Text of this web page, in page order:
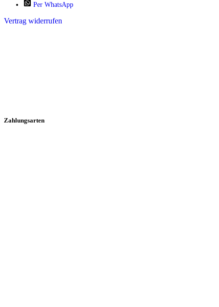
Per WhatsApp
Vertrag widerrufen
Zahlungsarten